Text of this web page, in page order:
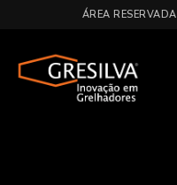
ÁREA RESERVADA